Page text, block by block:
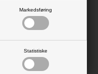
Markedsføring
Statistiske
medfølger IKKE).